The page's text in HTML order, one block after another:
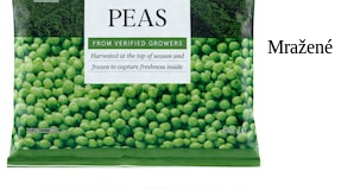
Mražené